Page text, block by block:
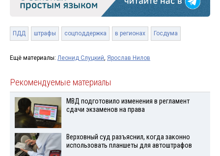
ПДД штрафы соцподдержка в регионах Госдума
Ещё материалы: Леонид Слуцкий, Ярослав Нилов
Рекомендуемые материалы
МВД подготовило изменения в регламент
сдачи экзаменов на права
Верховный суд разъяснил, когда законно
использовать планшеты для автоштрафов